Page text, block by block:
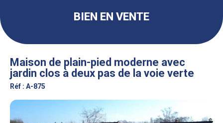
BIEN EN VENTE
Maison de plain-pied moderne avec
jardin clos à deux pas de la voie verte
Réf : A-875